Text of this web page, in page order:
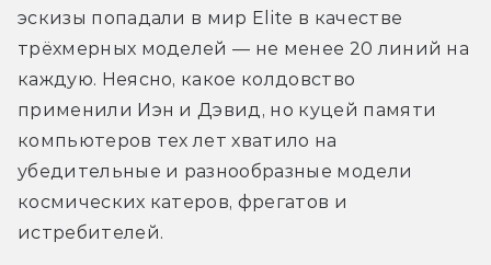
эскизы попадали в мир Elite в качестве
трёхмерных моделей — не менее 20 линий на
каждую. Неясно, какое колдовство
применили Иэн и Дэвид, но куцей памяти
компьютеров тех лет хватило на
убедительные и разнообразные модели
космических катеров, фрегатов и
истребителей.